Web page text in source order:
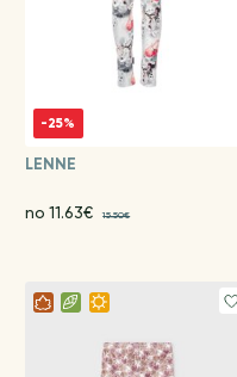
-25%
LENNE
no 11.63€ 15.50€